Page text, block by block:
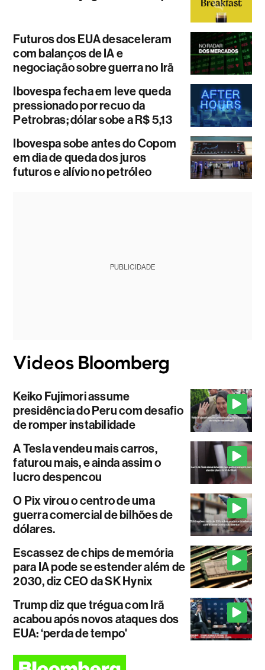
Futuros dos EUA desaceleram
com balanços de IA e
negociação sobre guerra no Irã
Ibovespa fecha em leve queda
pressionado por recuo da
Petrobras; dólar sobe a R$ 5,13
Ibovespa sobe antes do Copom
em dia de queda dos juros
futuros e alívio no petróleo
PUBLICIDADE
Keiko Fujimori assume
presidência do Peru com desafio
de romper instabilidade
A Tesla vendeu mais carros,
faturou mais, e ainda assim o
lucro despencou
O Pix virou o centro de uma
guerra comercial de bilhões de
dólares.
Escassez de chips de memória
para IA pode se estender além de
2030, diz CEO da SK Hynix
Trump diz que trégua com Irã
acabou após novos ataques dos
EUA: ‘perda de tempo'